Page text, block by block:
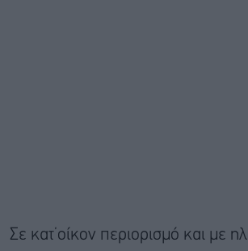
Σε κατ’οίκον περιορισμό και με